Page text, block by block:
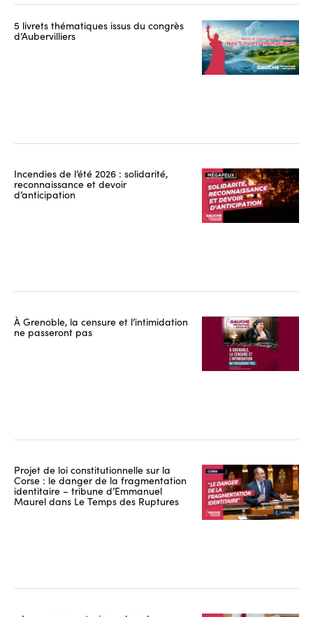
5 livrets thématiques issus du congrès
d’Aubervilliers
Incendies de l’été 2026 : solidarité,
reconnaissance et devoir
d’anticipation
À Grenoble, la censure et l’intimidation
ne passeront pas
Projet de loi constitutionnelle sur la
Corse : le danger de la fragmentation
identitaire – tribune d’Emmanuel
Maurel dans Le Temps des Ruptures